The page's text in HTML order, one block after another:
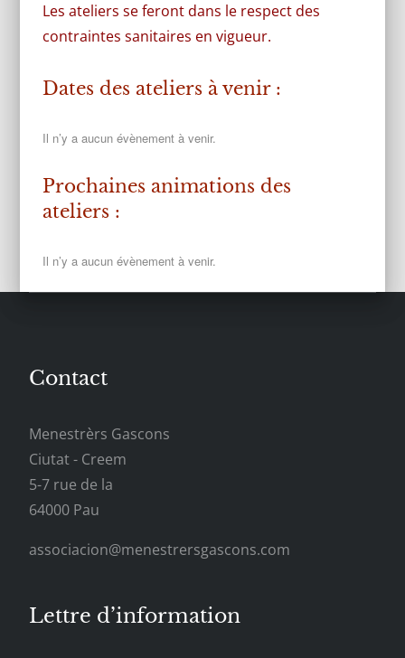
Les ateliers se feront dans le respect des
contraintes sanitaires en vigueur.
Dates des ateliers à venir :
Il n’y a aucun évènement à venir.
Prochaines animations des
ateliers :
Il n’y a aucun évènement à venir.
Contact
Menestrèrs Gascons
Ciutat - Creem
5-7 rue de la
64000 Pau
associacion@menestrersgascons.com
Lettre d’information